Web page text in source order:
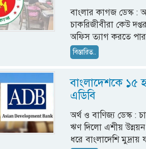
বাংলার কাগজ ডেস্ক :
চাকরিজীবীরা কেউ
অফিস ত্যাগ করতে
বিস্তারিত..
বাংলাদেশকে ১৫
এডিবি
অর্থ ও বাণিজ্য ডেস্ক :
ঋণ দিলো এশীয় উন্নয়ন
ধরে বাংলাদেশি মুদ্রায়